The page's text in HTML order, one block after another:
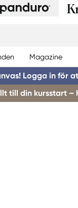
Magazine
Logga in för
till din kursstart –